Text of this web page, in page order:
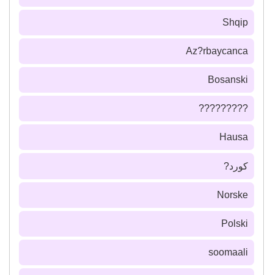
Shqip
Az?rbaycanca
Bosanski
?????????
Hausa
كورد?
Norske
Polski
soomaali